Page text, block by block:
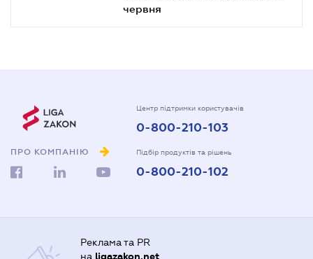
червня
ПРО КОМПАНІЮ
Центр підтримки користувачів
0-800-210-103
Підбір продуктів та рішень
0-800-210-102
Реклама та PR
на ligazakon.net